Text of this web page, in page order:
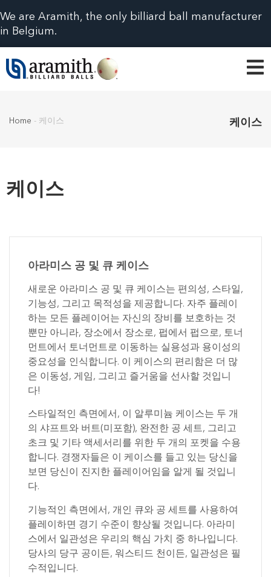
We are Aramith, the only billiard ball manufacturer
in Belgium.
Home - 케이스 케이스
케이스
아라미스 공 및 큐 케이스
새로운 아라미스 공 및 큐 케이스는 편의성, 스타일,
기능성, 그리고 목적성을 제공합니다. 자주 플레이
하는 모든 플레이어는 자신의 장비를 보호하는 것
뿐만 아니라, 장소에서 장소로, 펍에서 펍으로, 토너
먼트에서 토너먼트로 이동하는 실용성과 용이성의
중요성을 인식합니다. 이 케이스의 편리함은 더 많
은 이동성, 게임, 그리고 즐거움을 선사할 것입니
다!
스타일적인 측면에서, 이 알루미늄 케이스는 두 개
의 샤프트와 버트(미포함), 완전한 공 세트, 그리고
초크 및 기타 액세서리를 위한 두 개의 포켓을 수용
합니다. 경쟁자들은 이 케이스를 들고 있는 당신을
보면 당신이 진지한 플레이어임을 알게 될 것입니
다.
기능적인 측면에서, 개인 큐와 공 세트를 사용하여
플레이하면 경기 수준이 향상될 것입니다. 아라미
스에서 일관성은 우리의 핵심 가치 중 하나입니다.
당사의 당구 공이든, 워스티드 천이든, 일관성은 필
수적입니다.